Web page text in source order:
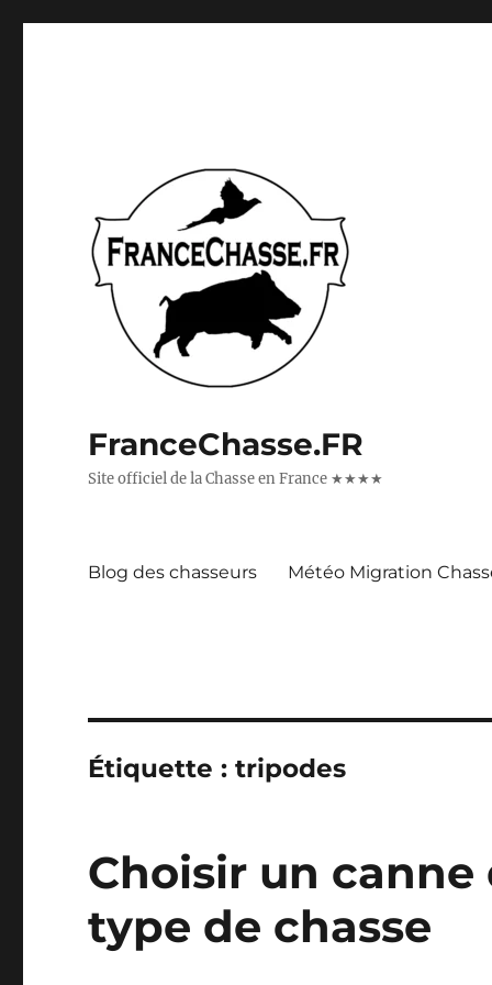
FranceChasse.FR
Site officiel de la Chasse en France ★★★★
Blog des chasseurs Météo Migration
Étiquette :tripodes
Choisir un
type de chasse